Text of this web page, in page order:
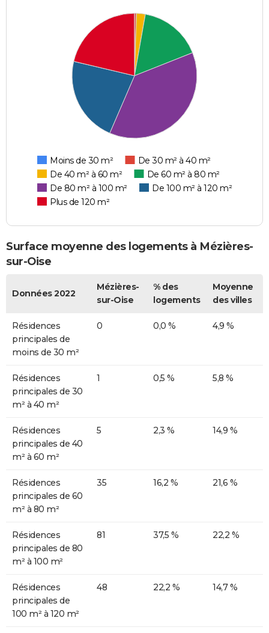
Moins de 30 m²
De 30 m² à 40 m²
De 40 m² à 60 m²
De 60 m² à 80 m²
De 80 m² à 100 m²
De 100 m² à 120 m²
Plus de 120 m²
Surface moyenne des logements à Mézières-
sur-Oise
Données 2022
Mézières-
sur-Oise
% des
logements
Moyenne
des villes
Résidences
principales de
moins de 30 m²
0 0,0 % 4,9 %
Résidences
principales de 30
m² à 40 m²
1 0,5 % 5,8 %
Résidences
principales de 40
m² à 60 m²
5 2,3 % 14,9 %
Résidences
principales de 60
m² à 80 m²
35 16,2 % 21,6 %
Résidences
principales de 80
m² à 100 m²
81 37,5 % 22,2 %
Résidences
principales de
100 m² à 120 m²
48 22,2 % 14,7 %